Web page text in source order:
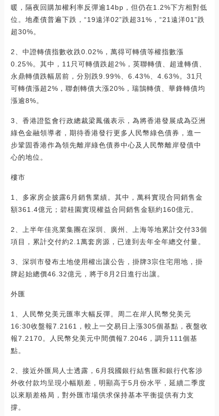
暖，隔夜回購加權利率反彈逾14bp，但仍在1.2%下方相對低
位。地產債普遍下跌，“19遠洋02”跌超31%，“21遠洋01”跌
超30%。
2、中證轉債指數收跌0.02%，萬得可轉債等權指數漲
0.25%。其中，11只可轉債跌超2%，英聯轉債、超達轉債、
永鼎轉債跌幅居前，分別跌9.99%、6.43%、4.63%。31只
可轉債漲超2%，聯創轉債大漲20%，瑞鵠轉債、華鋒轉債均
漲逾8%。
3、香港證監會行政總裁梁鳳儀表示，為將香港發展成為亞洲
綠色金融領導者，期待香港發行更多人民幣綠色債券，進一
步鞏固香港作為領先離岸綠色債券中心及人民幣離岸發債中
心的地位。
樓市
1、多家房企披露6月銷售業績。其中，萬科實現合同銷售金
額361.4億元；碧桂園實現權益合同銷售金額約160億元。
2、上半年佳兆業集團在深圳、廣州、上海等地累計交付33個
項目，累計交付約2.1萬套房源，已達到去年全年總交付量。
3、深圳市發布土地使用權出讓公告，掛牌3宗住宅用地，掛
牌起始總價46.32億元，將于8月2日進行出讓。
外匯
1、人民幣兌美元匯率大幅反彈。周二在岸人民幣兌美元
16:30收盤報7.2161，較上一交易日上漲305個基點，夜盤收
報7.2170。人民幣兌美元中間價報7.2046，調升111個基
點。
2、接近外匯局人士透露，6月我國銀行結售匯和銀行代客涉
外收付款均呈現小幅順差，明顯高于5月份水平，延續二季度
以來順差格局，對外匯市場供求保持基本平衡提供有力支
撐。